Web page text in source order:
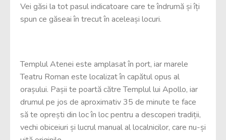
Vei găsi la tot pasul indicatoare care te îndrumă și îți
spun ce găseai în trecut în aceleași locuri.
Templul Atenei este amplasat în port, iar marele
Teatru Roman este localizat în capătul opus al
orașului. Pașii te poartă către Templul lui Apollo, iar
drumul pe jos de aproximativ 35 de minute te face
să te oprești din loc în loc pentru a descoperi tradiții,
vechi obiceiuri și lucrul manual al localnicilor, care nu-și